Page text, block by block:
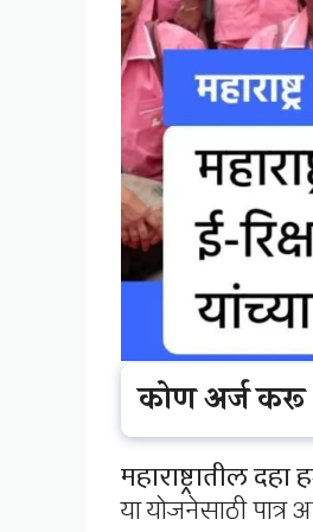
कोण अर्ज
महाराष्ट्रातील
या योजनेसाठी